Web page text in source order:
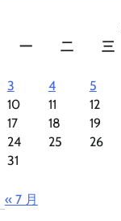
一
二 三
3
4 5
10
11 12
17
18 19
24
25 26
31
« 7 月